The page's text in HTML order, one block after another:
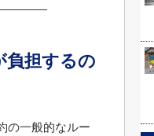
負担するの
の一般的なルー